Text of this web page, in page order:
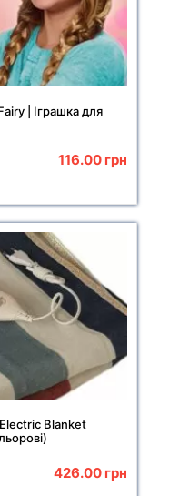
| Іграшка для
116.00 грн
Blanket
426.00 грн